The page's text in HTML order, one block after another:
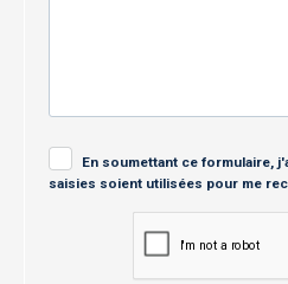
En soumettant ce formulaire,
saisies soient utilisées pour me